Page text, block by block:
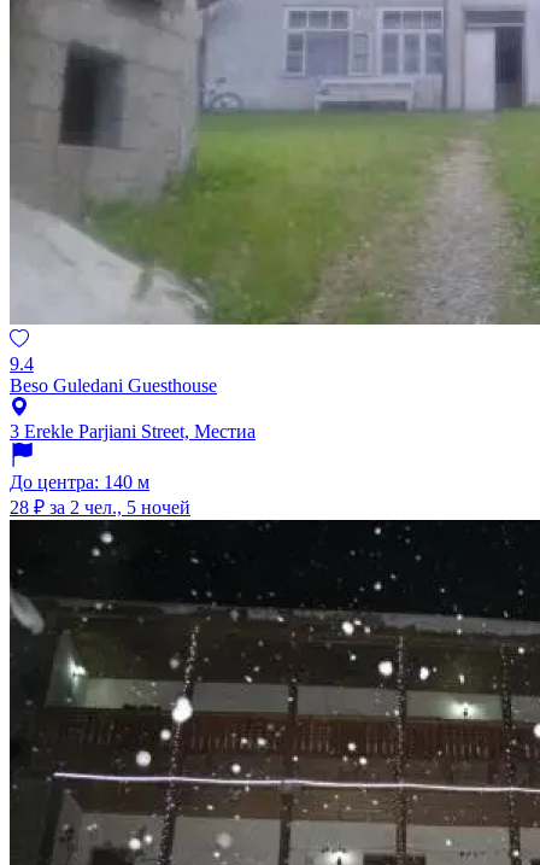
9.4
Beso Guledani Guesthouse
3 Erekle Parjiani Street, Местиа
До центра: 140 м
28 ₽ за 2 чел., 5 ночей